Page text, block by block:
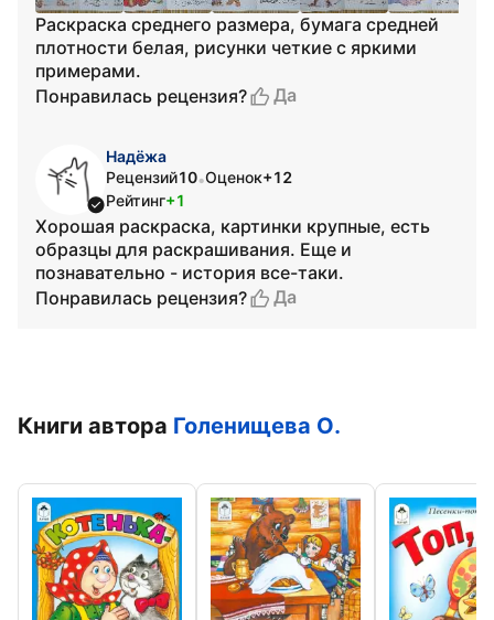
Раскраска среднего размера, бумага средней
плотности белая, рисунки четкие с яркими
примерами.
Понравилась рецензия?
Да
Надёжа
Рецензий10•Оценок+12
Рейтинг+1
Хорошая раскраска, картинки крупные, есть
образцы для раскрашивания. Еще и
познавательно - история все-таки.
Понравилась рецензия?
Да
Книги автора Голенищева О.